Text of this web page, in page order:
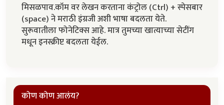
मिसळपाव.कॉम वर लेखन करताना कंट्रोल (Ctrl) + स्पेसबार
(space) ने मराठी इंग्रजी अशी भाषा बदलता येते.
सुरूवातीला फोनेटिक्स आहे. मात्र तुमच्या खात्याच्या सेटींग
मधून इनस्क्रीप्ट बदलता येईल.
कोण कोण आलंय?